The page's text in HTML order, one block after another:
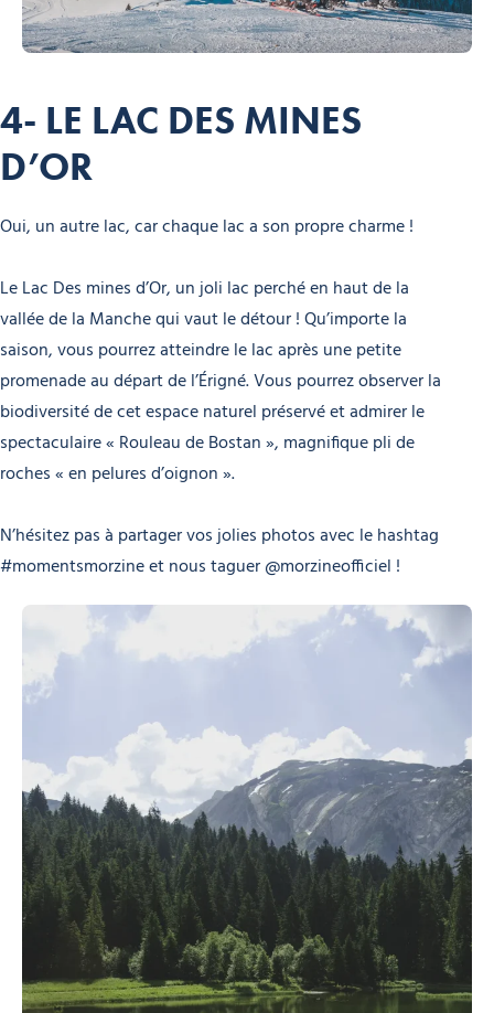
4- LE LAC DES MINES
D’OR
Oui, un autre lac, car chaque lac a son propre charme !
Le Lac Des mines d’Or, un joli lac perché en haut de la
vallée de la Manche qui vaut le détour ! Qu’importe la
saison, vous pourrez atteindre le lac après une petite
promenade au départ de l’Érigné. Vous pourrez observer la
biodiversité de cet espace naturel préservé et admirer le
spectaculaire « Rouleau de Bostan », magnifique pli de
roches « en pelures d’oignon ».
N’hésitez pas à partager vos jolies photos avec le hashtag
#momentsmorzine et nous taguer @morzineofficiel !